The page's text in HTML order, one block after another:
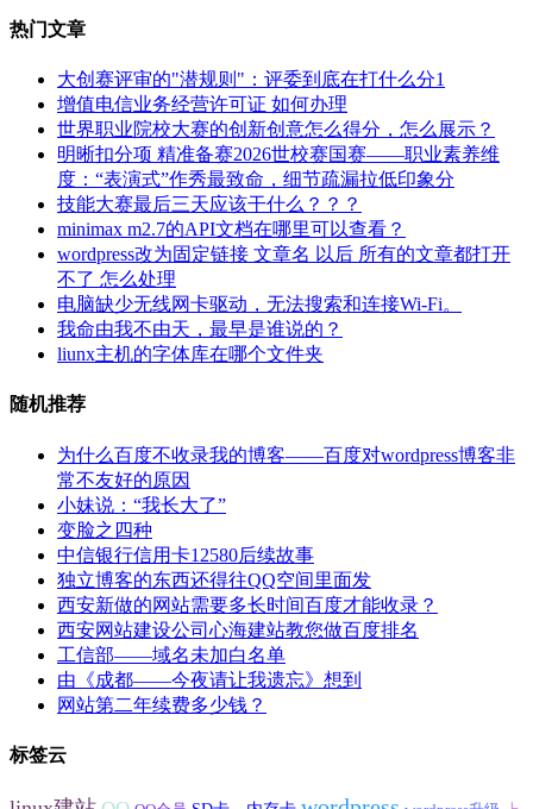
热门文章
大创赛评审的"潜规则"：评委到底在打什么分1
增值电信业务经营许可证 如何办理
世界职业院校大赛的创新创意怎么得分，怎么展示？
明晰扣分项 精准备赛2026世校赛国赛——职业素养维
度：“表演式”作秀最致命，细节疏漏拉低印象分
技能大赛最后三天应该干什么？？？
minimax m2.7的API文档在哪里可以查看？
wordpress改为固定链接 文章名 以后 所有的文章都打开
不了 怎么处理
电脑缺少无线网卡驱动，无法搜索和连接Wi-Fi。
我命由我不由天，最早是谁说的？
liunx主机的字体库在哪个文件夹
随机推荐
为什么百度不收录我的博客——百度对wordpress博客非
常不友好的原因
小妹说：“我长大了”
变脸之四种
中信银行信用卡12580后续故事
独立博客的东西还得往QQ空间里面发
西安新做的网站需要多长时间百度才能收录？
西安网站建设公司心海建站教您做百度排名
工信部——域名未加白名单
由《成都——今夜请让我遗忘》想到
网站第二年续费多少钱？
标签云